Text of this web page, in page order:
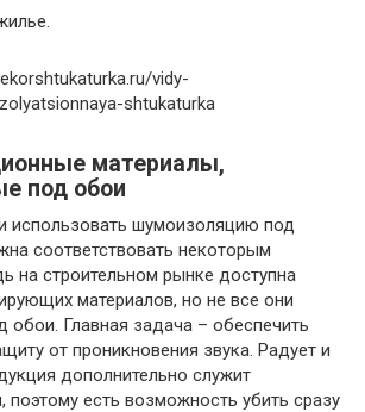
vidy-
shtukaturka
материалы,
под обои
использовать шумоизоляцию под
соответствовать некоторым
на строительном рынке доступна
материалов, но не все они
обои. Главная задача – обеспечить
от проникновения звука. Радует и
дополнительно служит
поэтому есть возможность убить сразу